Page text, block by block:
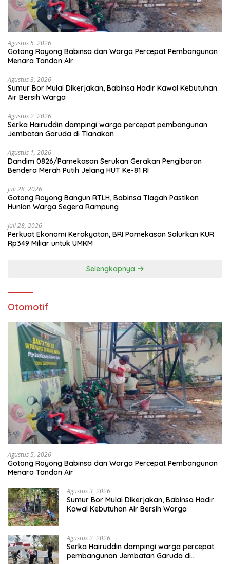
Agustus 5, 2026
Gotong Royong Babinsa dan Warga Percepat Pembangunan
Menara Tandon Air
Agustus 3, 2026
Sumur Bor Mulai Dikerjakan, Babinsa Hadir Kawal Kebutuhan
Air Bersih Warga
Agustus 2, 2026
Serka Hairuddin dampingi warga percepat pembangunan
Jembatan Garuda di Tlanakan
Agustus 1, 2026
Dandim 0826/Pamekasan Serukan Gerakan Pengibaran
Bendera Merah Putih Jelang HUT Ke-81 RI
Juli 28, 2026
Gotong Royong Bangun RTLH, Babinsa Tlagah Pastikan
Hunian Warga Segera Rampung
Juli 28, 2026
Perkuat Ekonomi Kerakyatan, BRI Pamekasan Salurkan KUR
Rp349 Miliar untuk UMKM
Selengkapnya
Otomotif
Agustus 5, 2026
Gotong Royong Babinsa dan Warga Percepat Pembangunan
Menara Tandon Air
Agustus 3, 2026
Sumur Bor Mulai Dikerjakan, Babinsa Hadir
Kawal Kebutuhan Air Bersih Warga
Agustus 2, 2026
Serka Hairuddin dampingi warga percepat
pembangunan Jembatan Garuda di